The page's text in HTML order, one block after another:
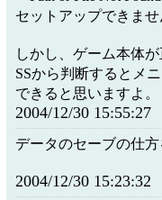
セットアップできませ
しかし、ゲーム本体
SSから判断するとメ
できると思いますよ。
2004/12/30 15:55:27
データのセーブの仕
2004/12/30 15:23:32